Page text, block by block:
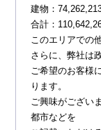
建物：
合計：
このエリアでの
さらに、弊社は
ご希望のお客様
ります。
ご興味がござい
都市などを